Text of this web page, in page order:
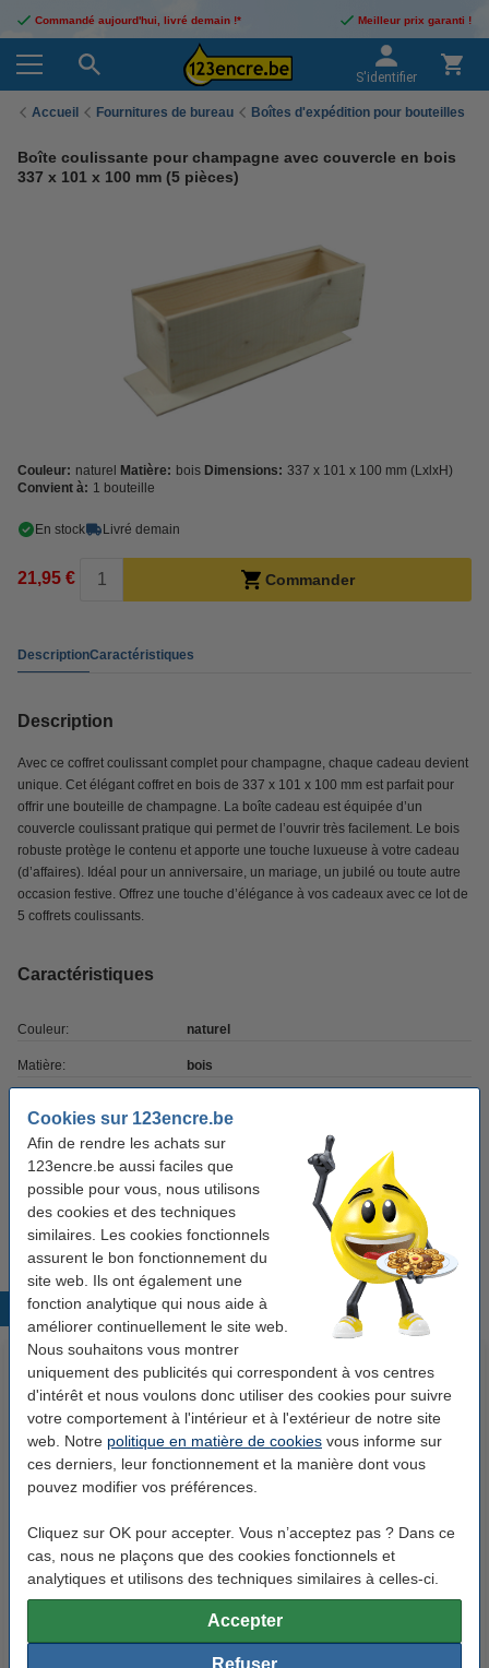
Cookies sur 123encre.be
Afin de rendre les achats sur
123encre.be aussi faciles que
possible pour vous, nous utilisons
des cookies et des techniques
similaires. Les cookies fonctionnels
assurent le bon fonctionnement du
site web. Ils ont également une
fonction analytique qui nous aide à
améliorer continuellement le site web.
Nous souhaitons vous montrer
uniquement des publicités qui correspondent à vos centres
d'intérêt et nous voulons donc utiliser des cookies pour suivre
votre comportement à l'intérieur et à l'extérieur de notre site
web. Notre politique en matière de cookies vous informe sur
ces derniers, leur fonctionnement et la manière dont vous
pouvez modifier vos préférences.
Cliquez sur OK pour accepter. Vous n’acceptez pas ? Dans ce
cas, nous ne plaçons que des cookies fonctionnels et
analytiques et utilisons des techniques similaires à celles-ci.
Accepter
Refuser
Commandé aujourd'hui, livré demain !* Meilleur prix garanti !
S'identifier
Accueil Fournitures de bureau Boîtes d'expédition pour bouteilles
Boîte coulissante pour champagne avec couvercle en bois
337 x 101 x 100 mm (5 pièces)
Couleur: naturel Matière: bois Dimensions: 337 x 101 x 100 mm (LxlxH)
Convient à: 1 bouteille
En stock Livré demain
21,95 € Commander
DescriptionCaractéristiques
Description
Avec ce coffret coulissant complet pour champagne, chaque cadeau devient
unique. Cet élégant coffret en bois de 337 x 101 x 100 mm est parfait pour
offrir une bouteille de champagne. La boîte cadeau est équipée d’un
couvercle coulissant pratique qui permet de l’ouvrir très facilement. Le bois
robuste protège le contenu et apporte une touche luxueuse à votre cadeau
(d’affaires). Idéal pour un anniversaire, un mariage, un jubilé ou toute autre
occasion festive. Offrez une touche d’élégance à vos cadeaux avec ce lot de
5 coffrets coulissants.
Caractéristiques
Couleur: naturel
Matière: bois
Convient à: 1 bouteille
Type de couvercle: couvercle coulissant
Nombre: 5 pièce(s)
Produits populaires
d'encre haute capacité
(d'origine) - noir
39,50 €
d'encre haute capacité
(d'origine) - couleur